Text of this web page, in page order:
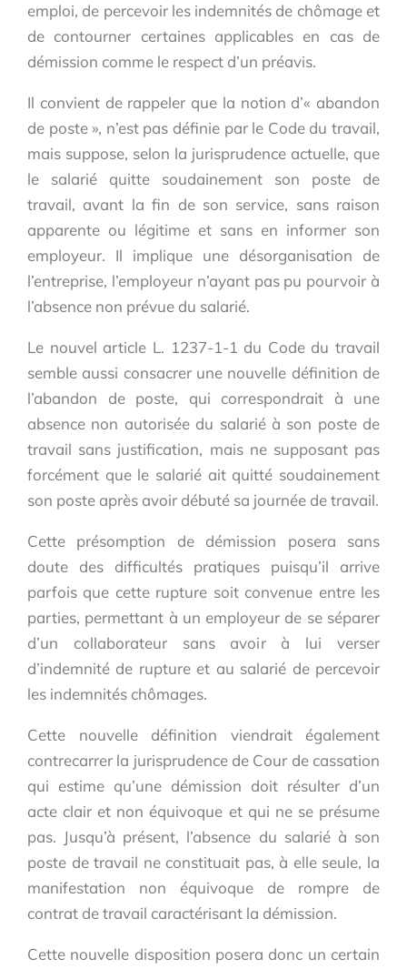
emploi, de percevoir les indemnités de chômage et
de contourner certaines applicables en cas de
démission comme le respect d’un préavis.
Il convient de rappeler que la notion d’« abandon
de poste », n’est pas définie par le Code du travail,
mais suppose, selon la jurisprudence actuelle, que
le salarié quitte soudainement son poste de
travail, avant la fin de son service, sans raison
apparente ou légitime et sans en informer son
employeur. Il implique une désorganisation de
l’entreprise, l’employeur n’ayant pas pu pourvoir à
l’absence non prévue du salarié.
Le nouvel article L. 1237-1-1 du Code du travail
semble aussi consacrer une nouvelle définition de
l’abandon de poste, qui correspondrait à une
absence non autorisée du salarié à son poste de
travail sans justification, mais ne supposant pas
forcément que le salarié ait quitté soudainement
son poste après avoir débuté sa journée de travail.
Cette présomption de démission posera sans
doute des difficultés pratiques puisqu’il arrive
parfois que cette rupture soit convenue entre les
parties, permettant à un employeur de se séparer
d’un collaborateur sans avoir à lui verser
d’indemnité de rupture et au salarié de percevoir
les indemnités chômages.
Cette nouvelle définition viendrait également
contrecarrer la jurisprudence de Cour de cassation
qui estime qu’une démission doit résulter d’un
acte clair et non équivoque et qui ne se présume
pas. Jusqu’à présent, l’absence du salarié à son
poste de travail ne constituait pas, à elle seule, la
manifestation non équivoque de rompre de
contrat de travail caractérisant la démission.
Cette nouvelle disposition posera donc un certain